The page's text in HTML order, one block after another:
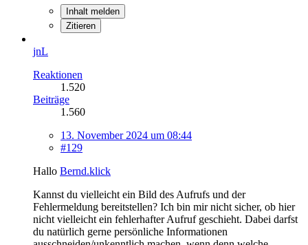
Inhalt melden
Zitieren
jnL
Reaktionen
1.520
Beiträge
1.560
13. November 2024 um 08:44
#129
Hallo Bernd.klick
Kannst du vielleicht ein Bild des Aufrufs und der
Fehlermeldung bereitstellen? Ich bin mir nicht sicher, ob hier
nicht vielleicht ein fehlerhafter Aufruf geschieht. Dabei darfst
du natürlich gerne persönliche Informationen